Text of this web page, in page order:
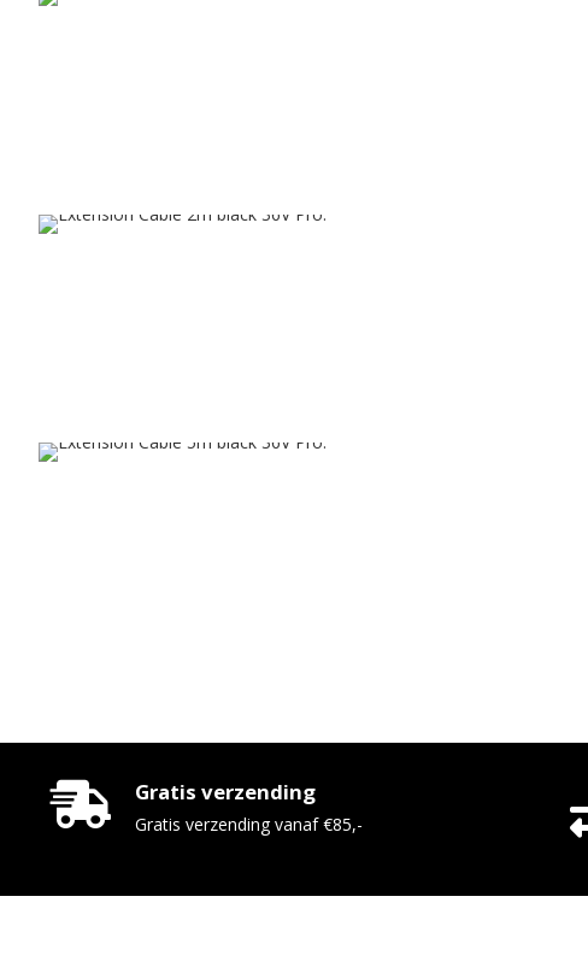
Gratis verzending
Gratis verzending vanaf €85,-